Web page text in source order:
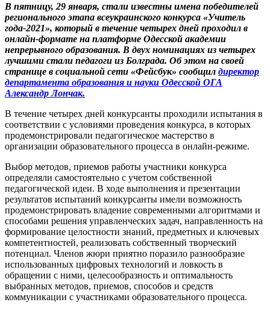
В пятницу, 29 января, стали известны имена победителей
регионального этапа всеукраинского конкурса «Учитель
года-2021», который в течение четырех дней проходил в
онлайн-формате на платформе Одесской академии
непрерывного образования. В двух номинациях из четырех
лучшими стали педагоги из Болграда. Об этом на своей
странице в социальной сети «Фейсбук» сообщил директор
департамента образования и науки Одесской ОГА
Александр Лончак.
В течение четырех дней конкурсанты проходили испытания в
соответствии с условиями проведения конкурса, в которых
продемонстрировали педагогическое мастерство в
организации образовательного процесса в онлайн-режиме.
Выбор методов, приемов работы участники конкурса
определяли самостоятельно с учетом собственной
педагогической идеи. В ходе выполнения и презентации
результатов испытаний конкурсанты имели возможность
продемонстрировать владение современными алгоритмами и
способами решения управленческих задач, направленность на
формирование целостности знаний, предметных и ключевых
компетентностей, реализовать собственный творческий
потенциал. Членов жюри приятно поразило разнообразие
использованных цифровых технологий и ловкость в
обращении с ними, целесообразность и оптимальность
выбранных методов, приемов, способов и средств
коммуникации с участниками образовательного процесса.